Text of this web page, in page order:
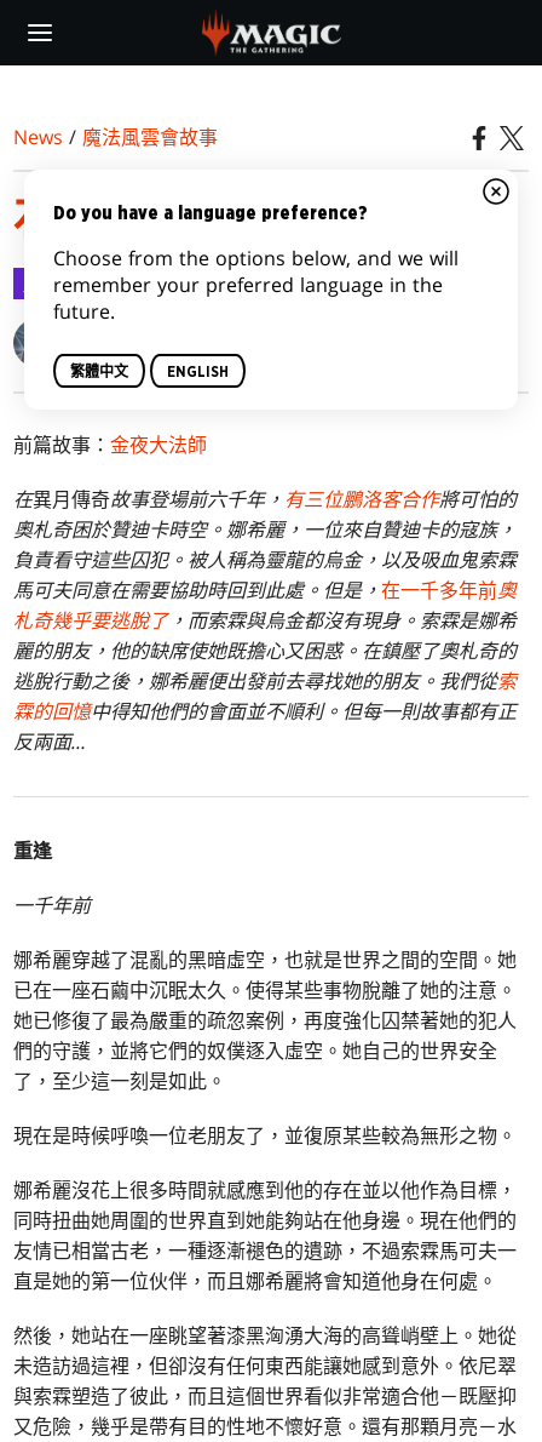
main
News / 魔法風雲會故事
石與血
魔法風雲會故事 2016-06-15
前篇故事：金夜大法師
在異月傳奇故事登場前六千年， 有三位鵬洛客合作將可怕的
奧札奇困於贊迪卡時空。娜希麗，一位來自贊迪卡的寇族，
負責看守這些囚犯。被人稱為靈龍的烏金，以及吸血鬼索霖
馬可夫同意在需要協助時回到此處。但是，在一千多年前奧
札奇幾乎要逃脫了，而索霖與烏金都沒有現身。索霖是娜希
麗的朋友，他的缺席使她既擔心又困惑。在鎮壓了奧札奇的
逃脫行動之後，娜希麗便出發前去尋找她的朋友。我們從索
霖的回憶中得知他們的會面並不順利。但每一則故事都有正
反兩面…
重逢
一千年前
娜希麗穿越了混亂的黑暗虛空，也就是世界之間的空間。她
已在一座石繭中沉眠太久。使得某些事物脫離了她的注意。
她已修復了最為嚴重的疏忽案例，再度強化囚禁著她的犯人
們的守護，並將它們的奴僕逐入虛空。她自己的世界安全
了，至少這一刻是如此。
現在是時候呼喚一位老朋友了，並復原某些較為無形之物。
娜希麗沒花上很多時間就感應到他的存在並以他作為目標，
同時扭曲她周圍的世界直到她能夠站在他身邊。現在他們的
友情已相當古老，一種逐漸褪色的遺跡，不過索霖馬可夫一
直是她的第一位伙伴，而且娜希麗將會知道他身在何處。
然後，她站在一座眺望著漆黑洶湧大海的高聳峭壁上。她從
未造訪過這裡，但卻沒有任何東西能讓她感到意外。依尼翠
與索霖塑造了彼此，而且這個世界看似非常適合他－既壓抑
又危險，幾乎是帶有目的性地不懷好意。還有那顆月亮－水
Do you have a language preference?
Choose from the options below, and we will
remember your preferred language in the
future.
繁體中文 ENGLISH